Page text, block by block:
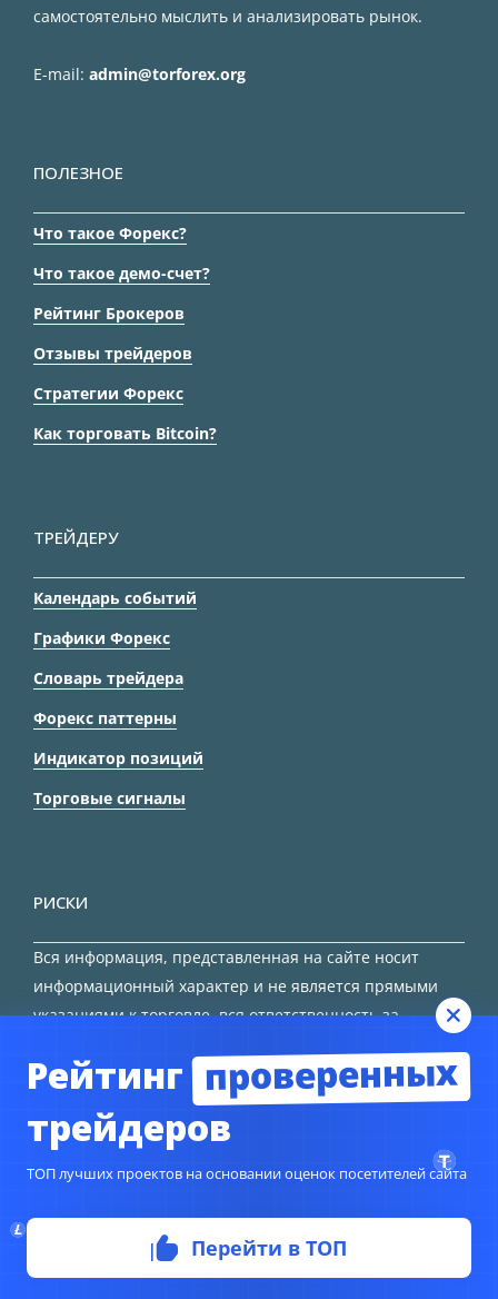
самостоятельно мыслить и анализировать рынок.
E-mail: admin@torforex.org
ПОЛЕЗНОЕ
Что такое Форекс?
Что такое демо-счет?
Рейтинг Брокеров
Отзывы трейдеров
Стратегии Форекс
Как торговать Bitcoin?
ТРЕЙДЕРУ
Календарь событий
Графики Форекс
Словарь трейдера
Форекс паттерны
Индикатор позиций
Торговые сигналы
РИСКИ
Вся информация, представленная на сайте носит
информационный характер и не является прямыми
указаниями к торговле, вся ответственность за
© Copyright 2024TORFOREX.COM
Рейтинг проверенных
трейдеров
ТОП лучших проектов на основании оценок посетителей сайта
Перейти в ТОП